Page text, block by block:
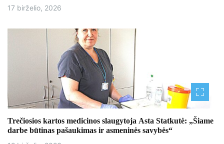
a
r
a
š
ų
17 birželio, 2026
Trečiosios kartos medicinos slaugytoja Asta Statkutė: „Šiame
darbe būtinas pašaukimas ir asmeninės savybės“